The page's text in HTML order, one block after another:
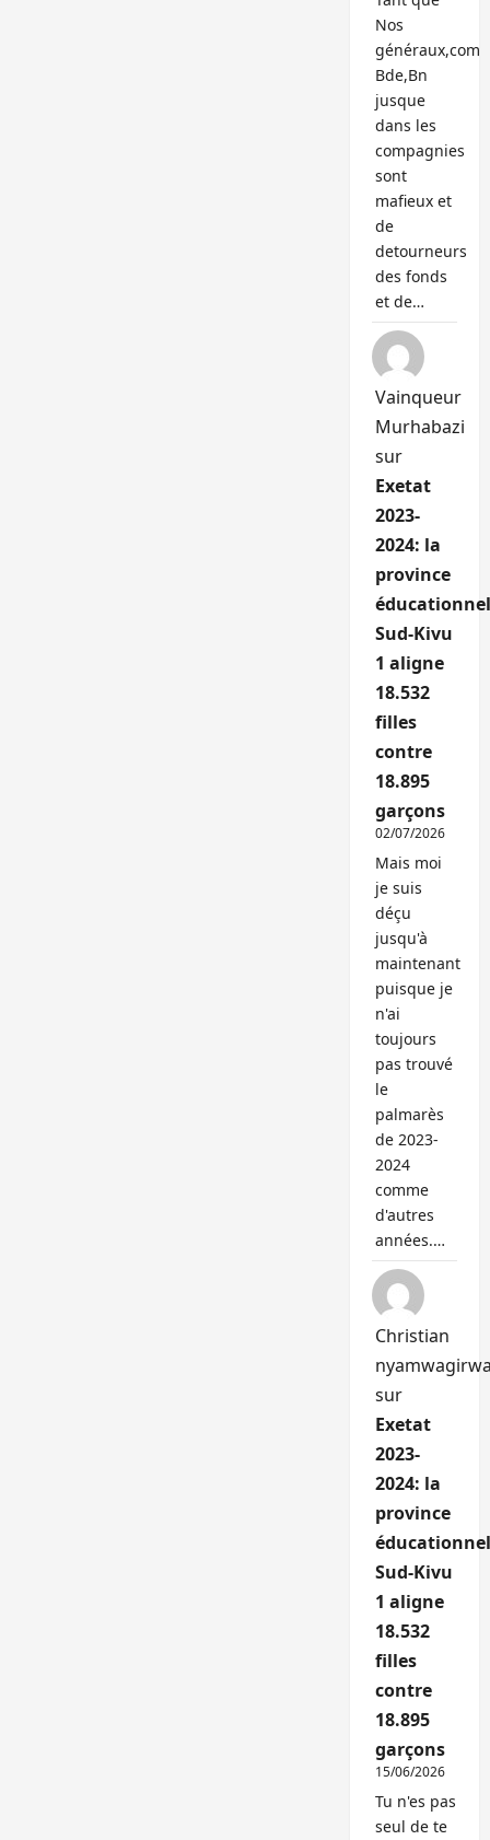
Nos
généraux,com
Bde,Bn
jusque
dans les
compagnies
sont
mafieux et
de
detourneurs
des fonds
et de…
Vainqueur
Murhabazi
sur
Exetat
2023-
2024: la
province
Sud-Kivu
1 aligne
18.532
filles
contre
18.895
garçons
02/07/2026
Mais moi
je suis
déçu
jusqu'à
maintenant
puisque je
n'ai
toujours
pas trouvé
le
palmarès
de 2023-
2024
comme
d'autres
années.…
Christian
sur
Exetat
2023-
2024: la
province
Sud-Kivu
1 aligne
18.532
filles
contre
18.895
garçons
15/06/2026
Tu n'es pas
seul de te